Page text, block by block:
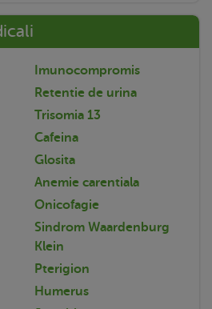
Imunocompromis
Retentie de urina
Trisomia 13
Cafeina
Glosita
Anemie carentiala
Onicofagie
Sindrom Waardenburg
Klein
Pterigion
Humerus